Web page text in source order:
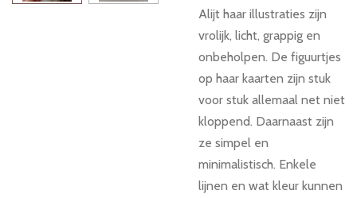
Alijt haar illustraties zijn
vrolijk, licht, grappig en
onbeholpen. De figuurtjes
op haar kaarten zijn stuk
voor stuk allemaal net niet
kloppend. Daarnaast zijn
ze simpel en
minimalistisch. Enkele
lijnen en wat kleur kunnen